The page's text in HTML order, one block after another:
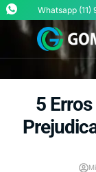
Whatsapp (11)
5